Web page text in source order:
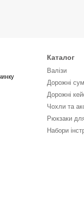
Каталог
Валізи
Дорожні
Дорожні
Чохли та
Рюкзаки
Набори